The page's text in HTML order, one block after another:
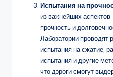
Испытания на
из важнейших аспектов
прочность и
Лаборатории проводят
испытания на сжатие,
испытания и другие
что дороги смогут